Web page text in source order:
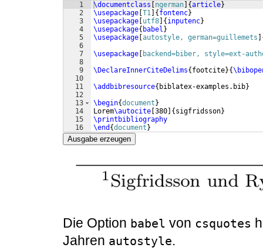
1
2
3
4
5
6
7
8
9
10
11
12
13
14
15
16
\documentclass ngerman {article}
\usepackage T1 { fontenc}
\usepackage utf8 { inputenc}
\usepackage{ babel }
\usepackage autostyle, german=guillemets
\usepackage
backend=biber, style=ext-
\DeclareInnerCiteDelims{ footcite}{
\addbibresource{ biblatex-examples.bib}
\begin{document }
Lorem\autocite 380 { sigfridsson}
\printbibliography
\end {document }
Ausgabe erzeugen
Die Option babel von csquotes
Jahren autostyle.